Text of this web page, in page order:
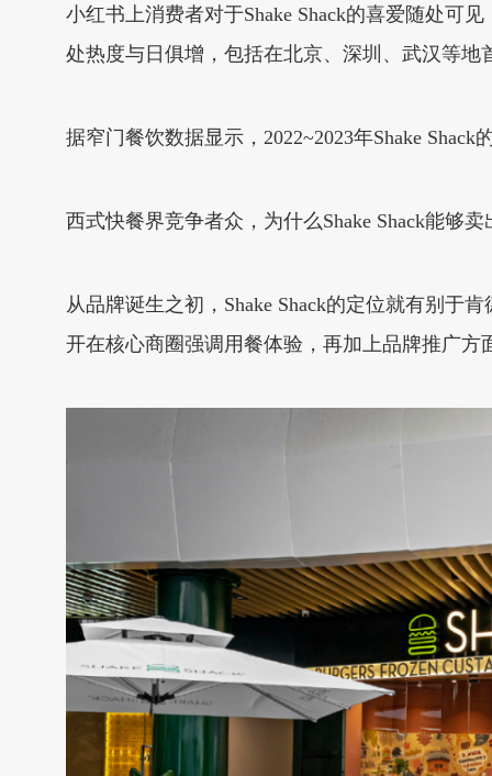
小红书上消费者对于Shake Shack的喜爱随处可
处热度与日俱增，包括在北京、深圳、武汉等地
据窄门餐饮数据显示，2022~2023年Shake
西式快餐界竞争者众，为什么Shake Shack能够
从品牌诞生之初，Shake Shack的定位就有别于
开在核心商圈强调用餐体验，再加上品牌推广方